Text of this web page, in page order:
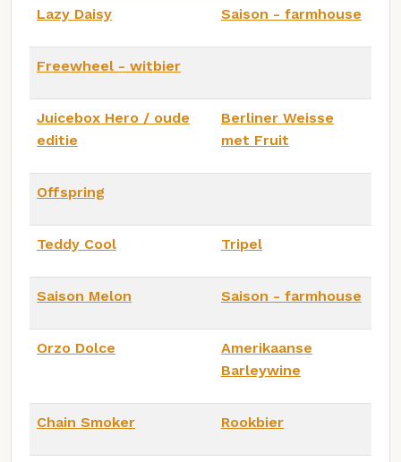
Lazy Daisy Saison - farmhouse
Freewheel - witbier
Juicebox Hero / oude
editie
Berliner Weisse
met Fruit
Offspring
Teddy Cool Tripel
Saison Melon Saison - farmhouse
Orzo Dolce
Amerikaanse
Barleywine
Chain Smoker Rookbier